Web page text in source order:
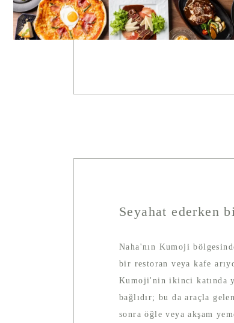
Seyahat ederken
Naha'nın Kumoji
bir restoran veya kafe
Kumoji'nin ikinci katında
bağlıdır; bu da araçla
sonra öğle veya akşam